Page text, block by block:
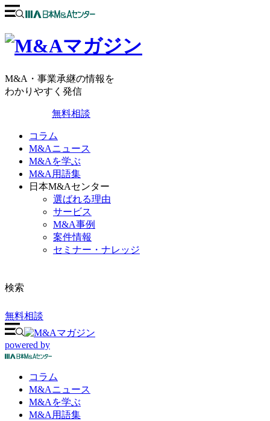
M&A・事業承継の情報を
わかりやすく発信
無料相談
コラム
M&Aニュース
M&Aを学ぶ
M&A用語集
日本M&Aセンター
選ばれる理由
サービス
M&A事例
案件情報
セミナー・ナレッジ
検索
無料相談
powered by
コラム
M&Aニュース
M&Aを学ぶ
M&A 用語集